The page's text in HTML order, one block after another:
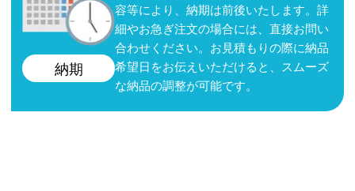
納期
容等により、納期は前後いたします。詳
細やお急ぎ注文の場合には、直接お問い
合わせください。お見積もりの際に納品
希望日をお伝えいただけると、スムーズ
な納品の調整が可能です。